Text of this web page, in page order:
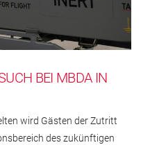
BEI MBDA IN
wird Gästen der Zutritt
des zukünftigen